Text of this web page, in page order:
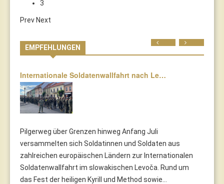
3
PrevNext
EMPFEHLUNGEN
Internationale Soldatenwallfahrt nach Le…
Pilgerweg über Grenzen hinweg Anfang Juli
versammelten sich Soldatinnen und Soldaten aus
zahlreichen europäischen Ländern zur Internationalen
Soldatenwallfahrt im slowakischen Levoča. Rund um
das Fest der heiligen Kyrill und Method sowie...